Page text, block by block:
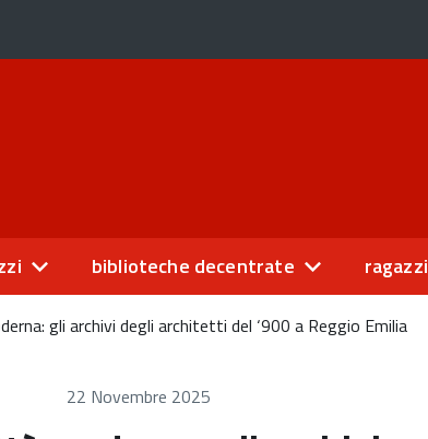
biblioteche decentrate ragazzi
gli archivi degli architetti del ‘900 a Reggio Emilia
22 Novembre 2025